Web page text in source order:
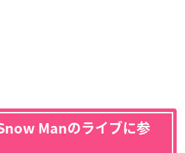
Manのライブに参